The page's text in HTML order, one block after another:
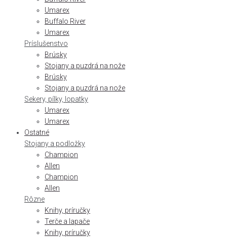
Umarex
Buffalo River
Umarex
Príslušenstvo
Brúsky
Stojany a puzdrá na nože
Brúsky
Stojany a puzdrá na nože
Sekery, pílky, lopatky
Umarex
Umarex
Ostatné
Stojany a podložky
Champion
Allen
Champion
Allen
Rôzne
Knihy, príručky
Terče a lapače
Knihy, príručky